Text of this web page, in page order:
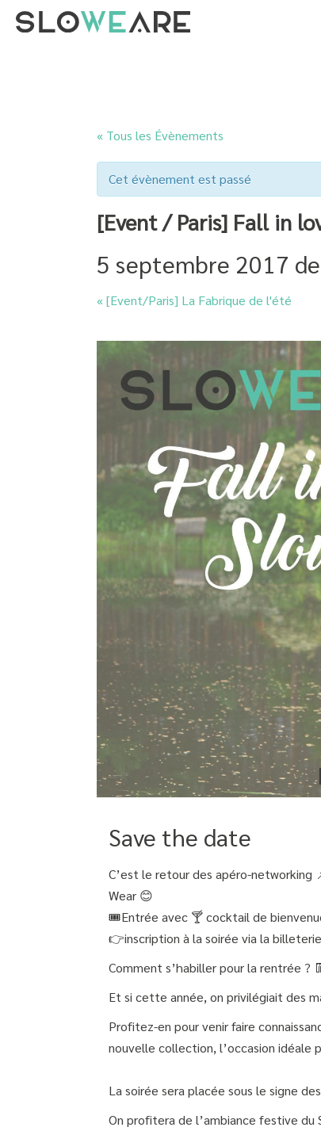
« Tous les Évènements
Cet évènement est passé
[Event / Paris] Fall in
5 septembre 2017
«[Event/Paris] La Fabrique de l'été
Save the date
C’est le retour des apéro-networking
Wear 😊
🎟Entrée avec 🍸 cocktail de
👉inscription à la soirée via la
Comment s’habiller pour la rentrée ?
Et si cette année, on privilégiait des
Profitez-en pour venir faire
nouvelle collection, l’occasion idéale
La soirée sera placée sous le signe
On profitera de l’ambiance festive du